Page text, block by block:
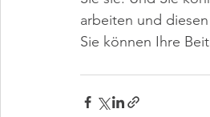
arbeiten und
Sie können Ihre